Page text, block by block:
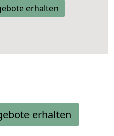
erhalten
erhalten